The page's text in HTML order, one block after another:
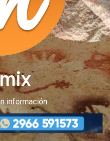
información